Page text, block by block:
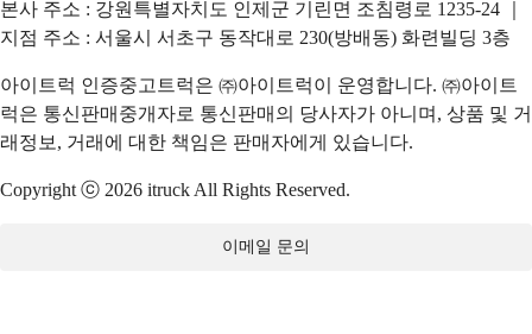
본사 주소 : 강원특별자치도 인제군 기린면 조침령로 1235-24 ｜
지점 주소 : 서울시 서초구 동작대로 230(방배동) 화련빌딩 3층
아이트럭 인증중고트럭은 ㈜아이트럭이 운영합니다. ㈜아이트
럭은 통신판매중개자로 통신판매의 당사자가 아니며, 상품 및 거
래정보, 거래에 대한 책임은 판매자에게 있습니다.
Copyright ⓒ 2026 itruck All Rights Reserved.
이메일 문의